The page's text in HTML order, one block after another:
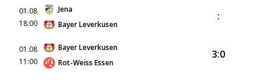
01.08
18:00
Jena
Bayer Leverkusen
:
01.08
11:00
Bayer Leverkusen
Rot-Weiss Essen
3:0